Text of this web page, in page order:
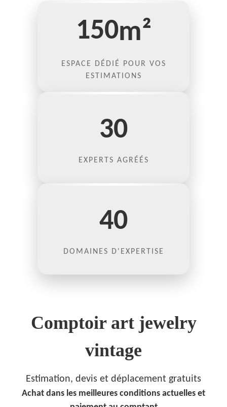
150m²
ESPACE DÉDIÉ POUR VOS
ESTIMATIONS
30
EXPERTS AGRÉÉS
40
DOMAINES D'EXPERTISE
Comptoir art jewelry
vintage
Estimation, devis et déplacement gratuits
Achat dans les meilleures conditions actuelles et